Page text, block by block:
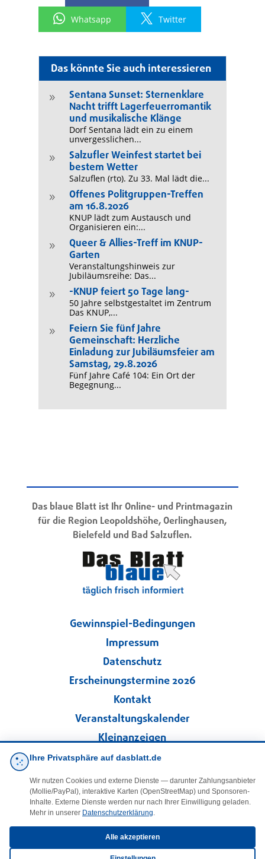
Das könnte Sie auch interessieren
9
Sentana Sunset: Sternenklare
Nacht trifft Lagerfeuerromantik
und musikalische Klänge
Dorf Sentana lädt ein zu einem
unvergesslichen...
9
Salzufler Weinfest startet bei
bestem Wetter
Salzuflen (rto). Zu 33. Mal lädt die...
9
Offenes Politgruppen-Treffen
am 16.8.2026
KNUP lädt zum Austausch und
Organisieren ein:...
9
Queer & Allies-Treff im KNUP-
Garten
Veranstaltungshinweis zur
Jubiläumsreihe: Das...
9 -KNUP feiert 50 Tage lang-
50 Jahre selbstgestaltet im Zentrum
Das KNUP,...
9
Feiern Sie fünf Jahre
Gemeinschaft: Herzliche
Einladung zur Jubiläumsfeier am
Samstag, 29.8.2026
Fünf Jahre Café 104: Ein Ort der
Begegnung...
Whatsapp Twitter
Das blaue Blatt ist Ihr Online- und Printmagazin
für die Region Leopoldshöhe, Oerlinghausen,
Bielefeld und Bad Salzuflen.
Gewinnspiel-Bedingungen
Impressum
Datenschutz
Erscheinungstermine 2026
Kontakt
Veranstaltungskalender
Kleinanzeigen
Folgen Sie uns!
facebook
Ihre Privatsphäre auf dasblatt.de
Wir nutzen Cookies und externe Dienste — darunter Zahlungsanbieter
(Mollie/PayPal), interaktive Karten (OpenStreetMap) und Sponsoren-
Inhalte. Externe Dienste werden nur nach Ihrer Einwilligung geladen.
Mehr in unserer Datenschutzerklärung.
Alle akzeptieren